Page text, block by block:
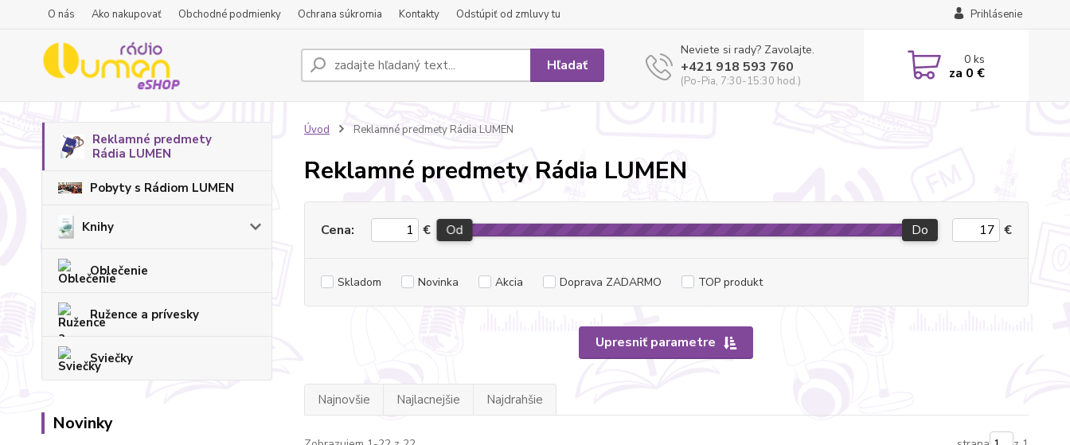
O nás Ako nakupovať Obchodné podmienky Ochrana súkromia Kontakty Odstúpiť od zmluvy tu Prihlásenie
Hľadať
Neviete si rady? Zavolajte.
+421 918 593 760
(Po-Pia, 7:30-15:30 hod.)
0ks
za 0 €
Reklamné predmety
Rádia LUMEN
Pobyty s Rádiom LUMEN
Knihy
Oblečenie
Ružence a prívesky
Sviečky
Novinky
Úvod Reklamné predmety Rádia LUMEN
Reklamné predmety Rádia LUMEN
Upresniť parametre
Cena: € Od Do €
Skladom Novinka Akcia Doprava ZADARMO TOP produkt
Najnovšie Najlacnejšie Najdrahšie